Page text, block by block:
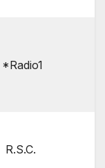
*Radio1
R.S.C.